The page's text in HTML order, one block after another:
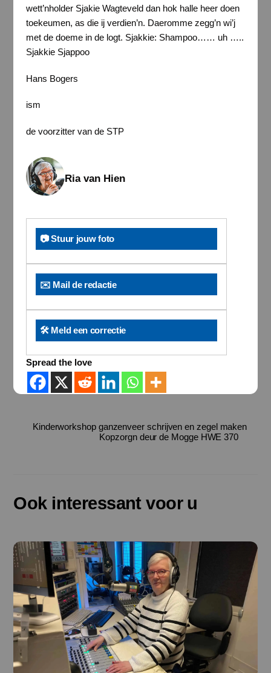
wett’nholder Sjakie Wagteveld dan hok halle heer doen
toekeumen, as die ij verdien’n. Daeromme zegg’n wi’j
met de doeme in de logt. Sjakkie: Shampoo…… uh …..
Sjakkie Sjappoo
Hans Bogers
ism
de voorzitter van de STP
Ria van Hien
📷 Stuur jouw foto
✉️ Mail de redactie
🛠️ Meld een correctie
Spread the love
Kinderworkshop ganzenveer schrijven en zegel maken
Kopzorgn deur de Mogge HWE 370
Ook interessant voor u